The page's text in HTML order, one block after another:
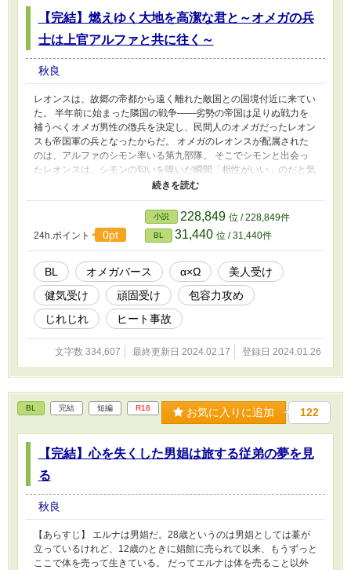
【完結】燃えゆく大地を高潔な君と～オメガの兵
士は上官アルファと共に往く～
秋良
レオンスは、故郷の帝都から遠く離れた敵国との国境付近に来てい
た。 半年前に始まった隣国の戦争——劣勢の帝国は足りぬ戦力を
補うべくオメガ男性の徴兵を決定し、民間人のオメガだったレオン
スも帝国軍の兵となったからだ。 オメガのレオンスが配属された
のは、アルファのシモン率いる第九部隊。 そこでシモンと出会っ
たレオンスは、シモンの匂いを嗅いだ瞬間「相性がいい」のだと気
づく。 けれど、シモンとレオンスは上官と部下の関係。そういう
関係とは無縁の間柄であるべきだ。 シモンのことは気になりつつ
も、レオンスは新開発されたという抑制剤を飲みながら兵役を続け
た。 だが戦地という慣れない場所での生活と新薬は、ただの民間
人だったレオンスを次第に蝕んでいく。 さらに芳しくない戦況が
続くなか、二人の関係は次第に変化していき……。 ——これは、
勝利に囚われた国に翻弄されるアルファとオメガの物語。 【CP】
・隊を束ねる軍人アルファ(34歳) × 徴兵された美人オメガ(30歳)
【注意】 ・オメガバースで、独自解釈、独自設定を含みます。 ・
男性妊娠の概念を含みますが、登場人物は妊娠しません。 ・戦闘
描写や人が死ぬ描写があります。(メインキャラは死にません) ・疫
病、流行り病の話題が出ます。(攻め受け共に罹患はしません) ・受
けの自慰シーンがあります。 ・受けが攻め以外に性的暴行を受け
るシーンがあります。 ・脇カプがいますが、脇カプのR18描写はあ
描写が増えます。 ・受けが苦労しますが、最後はハッピーエンド
です。 【その他】 ・サブタイトルに * がついているところはR18
シーンあり。 ・サブタイトルに # がついているところは残酷描写
24h.ポイント 0pt
小説 228,849 位 / 228,849件
BL 31,440 位 / 31,440件
BL オメガバース α×Ω
美人受け
健気受け
頑固受け
包容力攻め
じれじれ
ヒート事故
文字数 334,607 最終更新日 2024.02.17 登録日 2024.01.26
BL 完結 短編 R18 お気に入りに追加 122
【完結】心を失くした男娼は旅する従弟の夢を見
る
秋良
【あらすじ】 エルナは男娼だ。28歳というのは男娼としては薹が
立っているけれど、12歳のときに娼館に売られて以来、もうずっと
ここで体を売って生きている。 だってエルナは体を売ること以外